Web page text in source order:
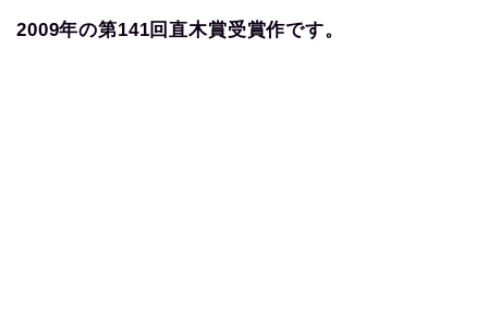
2009年の第141回直木賞受賞作です。